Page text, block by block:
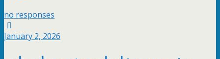
no responses
January 2, 2026